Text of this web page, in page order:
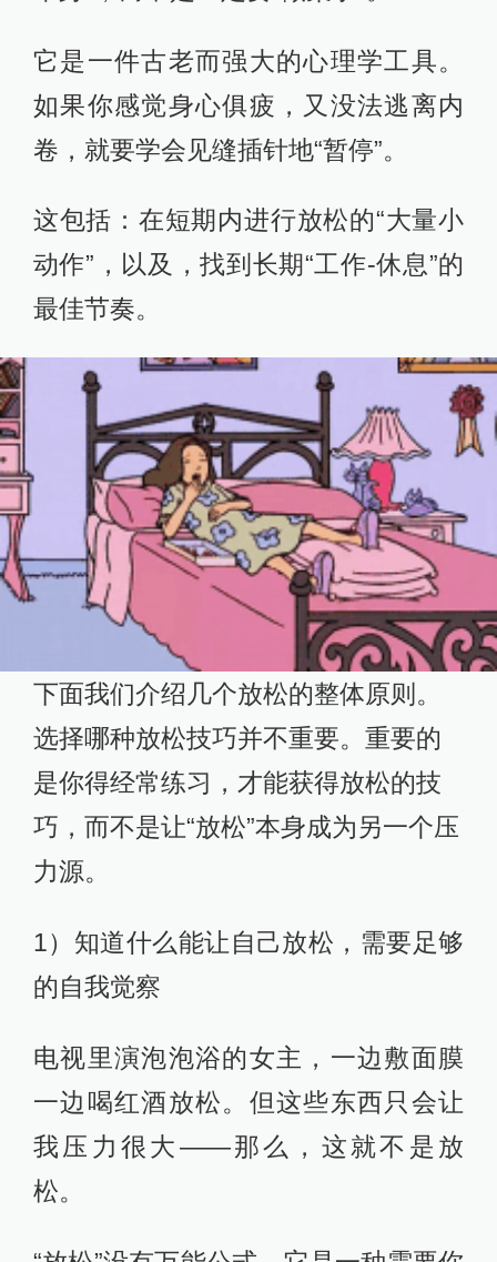
它是一件古老而强大的心理学工具。
如果你感觉身心俱疲，又没法逃离内
卷，就要学会见缝插针地“暂停”。
这包括：在短期内进行放松的“大量小
动作”，以及，找到长期“工作-休息”的
最佳节奏。
下面我们介绍几个放松的整体原则。
选择哪种放松技巧并不重要。重要的
是你得经常练习，才能获得放松的技
巧，而不是让“放松”本身成为另一个压
力源。
1）知道什么能让自己放松，需要足够
的自我觉察
电视里演泡泡浴的女主，一边敷面膜
一边喝红酒放松。但这些东西只会让
我压力很大——那么，这就不是放
松。